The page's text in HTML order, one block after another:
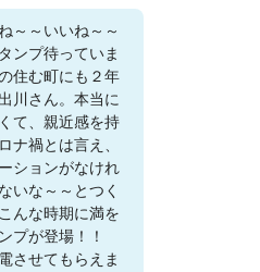
～～いいね～～
ンプ待っていま
住む町にも２年
川さん。本当に
て、親近感を持
ナ禍とは言え、
ションがなけれ
いな～～とつく
んな時期に満を
プが登場！！
させてもらえま